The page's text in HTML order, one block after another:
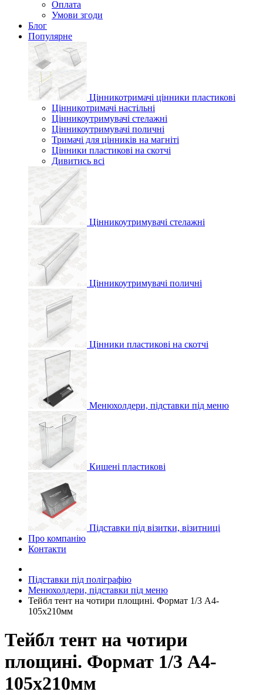
Оплата
Умови згоди
Блог
Популярне
Цінникотримачі цінники пластикові
Цінникотримачі настільні
Цінникоутримувачі стелажні
Цінникоутримувачі поличні
Тримачі для цінників на магніті
Цінники пластикові на скотчі
Дивитись всі
Цінникоутримувачі стелажні
Цінникоутримувачі поличні
Цінники пластикові на скотчі
Менюхолдери, підставки під меню
Кишені пластикові
Підставки під візитки, візитниці
Про компанію
Контакти
Підставки під поліграфію
Менюхолдери, підставки під меню
Тейбл тент на чотири площині. Формат 1/3 А4-
105x210мм
Тейбл тент на чотири
площині. Формат 1/3 А4-
105x210мм